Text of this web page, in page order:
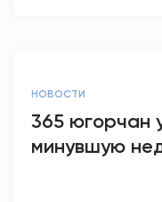
НОВОСТИ
365 югорчан
минувшую